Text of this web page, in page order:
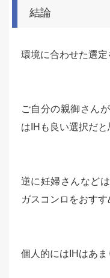
結論
環境に合わせた選定
ご自分の親御さん
はIHも良い選択だと
逆に妊婦さんなど
ガスコンロをおすす
個人的にはIHはあま